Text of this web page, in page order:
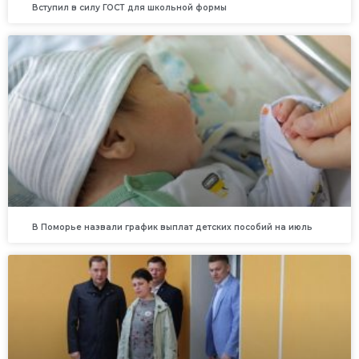
Вступил в силу ГОСТ для школьной формы
В Поморье назвали график выплат детских пособий на июль